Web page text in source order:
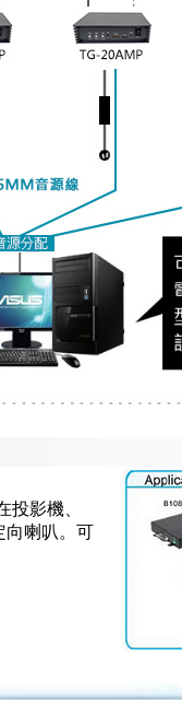
投影機、
向喇叭。可